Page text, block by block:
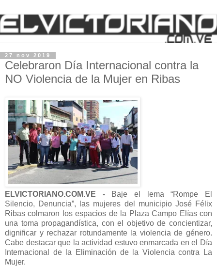
27 nov 2019
Celebraron Día Internacional contra la
NO Violencia de la Mujer en Ribas
ELVICTORIANO.COM.VE - Baje el lema “Rompe El
Silencio, Denuncia”, las mujeres del municipio José Félix
Ribas colmaron los espacios de la Plaza Campo Elías con
una toma propagandística, con el objetivo de concientizar,
dignificar y rechazar rotundamente la violencia de género.
Cabe destacar que la actividad estuvo enmarcada en el Día
Internacional de la Eliminación de la Violencia contra La
Mujer.